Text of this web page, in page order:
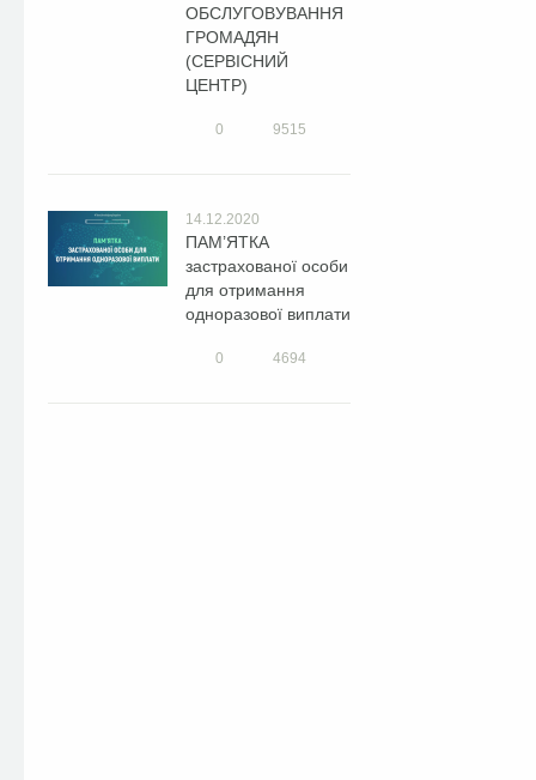
ОБСЛУГОВУВАННЯ
ГРОМАДЯН
(СЕРВІСНИЙ
ЦЕНТР)
0 9515
14.12.2020
ПАМ’ЯТКА
застрахованої особи
для отримання
одноразової виплати
0 4694